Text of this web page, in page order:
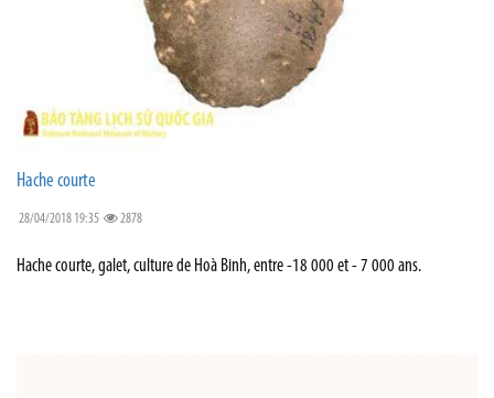
Hache courte
28/04/2018 19:35 2878
Hache courte, galet, culture de Hoà Binh, entre -18 000 et - 7 000 ans.